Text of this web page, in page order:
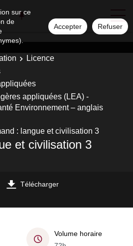
sur ce
de
Accepter Refuser
Licence
appliquées (LEA) -
Environnement – anglais
: langue et civilisation 3
et civilisation 3
Télécharger
Volume horaire